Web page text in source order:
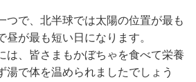
つで、北半球では太陽の位置が最も
が最も短い日になります。
は、皆さまもかぼちゃを食べて栄養
湯で体を温められましたでしょう